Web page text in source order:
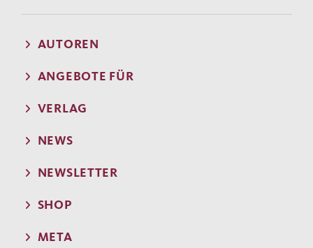
AUTOREN
ANGEBOTE FÜR
VERLAG
NEWS
NEWSLETTER
SHOP
META